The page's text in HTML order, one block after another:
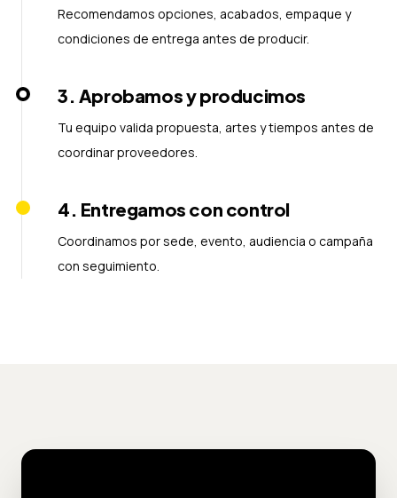
Recomendamos opciones, acabados, empaque y
condiciones de entrega antes de producir.
3. Aprobamos y producimos
Tu equipo valida propuesta, artes y tiempos antes de
coordinar proveedores.
4. Entregamos con control
Coordinamos por sede, evento, audiencia o campaña
con seguimiento.